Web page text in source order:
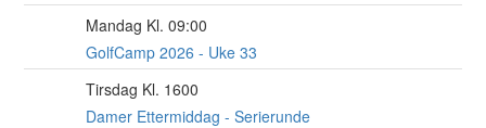
Mandag Kl. 09:00
GolfCamp 2026 - Uke 33
Tirsdag Kl. 1600
Damer Ettermiddag - Serierunde